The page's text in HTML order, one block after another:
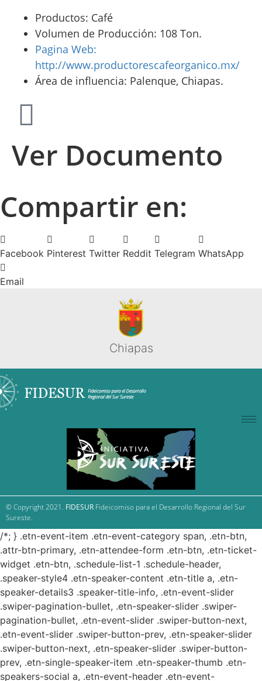
Productos: Café
Volumen de Producción: 108 Ton.
Pagina Web:
http://www.productorescafeorganico.mx/
Área de influencia: Palenque, Chiapas.
Ver Documento
Compartir en:
Facebook Pinterest Twitter Reddit Telegram WhatsApp
Email
Chiapas
© Copyright 2021. FIDESUR Fideicomiso para el Desarrollo Regional del Sur
Sureste.
/*; } .etn-event-item .etn-event-category span, .etn-btn,
.attr-btn-primary, .etn-attendee-form .etn-btn, .etn-ticket-
widget .etn-btn, .schedule-list-1 .schedule-header,
.speaker-style4 .etn-speaker-content .etn-title a, .etn-
speaker-details3 .speaker-title-info, .etn-event-slider
.swiper-pagination-bullet, .etn-speaker-slider .swiper-
pagination-bullet, .etn-event-slider .swiper-button-next,
.etn-event-slider .swiper-button-prev, .etn-speaker-slider
.swiper-button-next, .etn-speaker-slider .swiper-button-
prev, .etn-single-speaker-item .etn-speaker-thumb .etn-
speakers-social a, .etn-event-header .etn-event-